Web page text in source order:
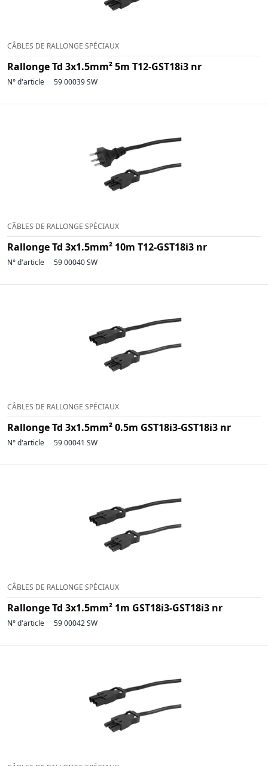
CÂBLES DE RALLONGE SPÉCIAUX
Rallonge Td 3x1.5mm² 5m T12-GST18i3 nr
N° d'article 59 00039 SW
CÂBLES DE RALLONGE SPÉCIAUX
Rallonge Td 3x1.5mm² 10m T12-GST18i3 nr
N° d'article 59 00040 SW
CÂBLES DE RALLONGE SPÉCIAUX
Rallonge Td 3x1.5mm² 0.5m GST18i3-GST18i3 nr
N° d'article 59 00041 SW
CÂBLES DE RALLONGE SPÉCIAUX
Rallonge Td 3x1.5mm² 1m GST18i3-GST18i3 nr
N° d'article 59 00042 SW